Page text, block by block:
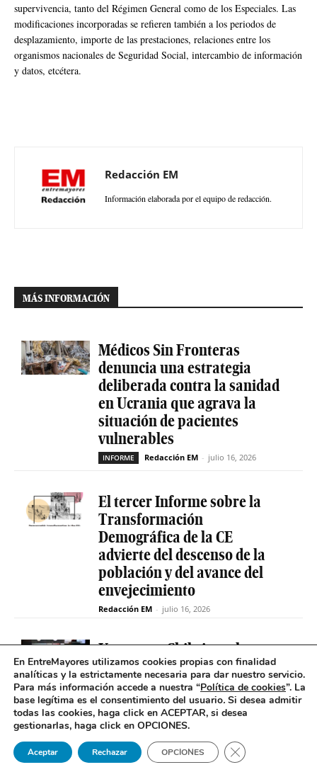
supervivencia, tanto del Régimen General como de los Especiales. Las
modificaciones incorporadas se refieren también a los periodos de
desplazamiento, importe de las prestaciones, relaciones entre los
organismos nacionales de Seguridad Social, intercambio de información
y datos, etcétera.
Redacción EM
Información elaborada por el equipo de redacción.
MÁS INFORMACIÓN
Médicos Sin Fronteras
denuncia una estrategia
deliberada contra la sanidad
en Ucrania que agrava la
situación de pacientes
vulnerables
INFORME Redacción EM - julio 16, 2026
El tercer Informe sobre la
Transformación
Demográfica de la CE
advierte del descenso de la
población y del avance del
envejecimiento
Redacción EM - julio 16, 2026
Uruguay y Chile impulsan un
proyecto conjunto para
reducir la brecha digital de
las personas mayores
INCLUSIÓN DIGITAL Redacción EM
julio 14, 2026
En EntreMayores utilizamos cookies propias con finalidad
analíticas y la estrictamente necesaria para dar nuestro servicio.
Para más información accede a nuestra “Política de cookies”. La
base legítima es el consentimiento del usuario. Si desea admitir
todas las cookies, haga click en ACEPTAR, si desea
gestionarlas, haga click en OPCIONES.
Aceptar Rechazar OPCIONES Cerrar el banner